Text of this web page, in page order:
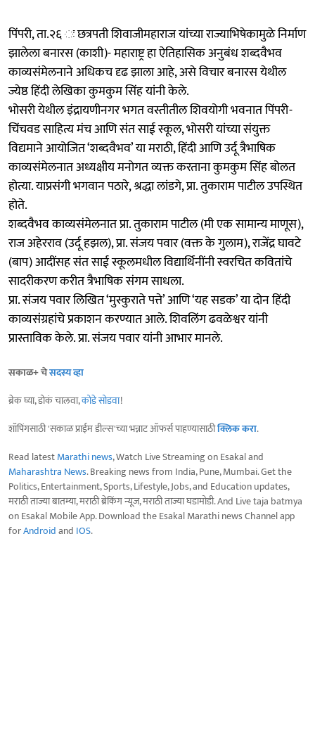
पिंपरी, ता.२६ ः छत्रपती शिवाजीमहाराज यांच्या राज्याभिषेकामुळे निर्माण
झालेला बनारस (काशी)- महाराष्ट्र हा ऐतिहासिक अनुबंध शब्दवैभव
काव्यसंमेलनाने अधिकच दृढ झाला आहे, असे विचार बनारस येथील
ज्येष्ठ हिंदी लेखिका कुमकुम सिंह यांनी केले.
भोसरी येथील इंद्रायणीनगर भगत वस्तीतील शिवयोगी भवनात पिंपरी-
चिंचवड साहित्य मंच आणि संत साई स्कूल, भोसरी यांच्या संयुक्त
विद्यमाने आयोजित ‘शब्दवैभव’ या मराठी, हिंदी आणि उर्दू त्रैभाषिक
काव्यसंमेलनात अध्यक्षीय मनोगत व्यक्त करताना कुमकुम सिंह बोलत
होत्या. याप्रसंगी भगवान पठारे, श्रद्धा लांडगे, प्रा. तुकाराम पाटील उपस्थित
होते.
शब्दवैभव काव्यसंमेलनात प्रा. तुकाराम पाटील (मी एक सामान्य माणूस),
राज अहेरराव (उर्दू हझल), प्रा. संजय पवार (वक्त के गुलाम), राजेंद्र घावटे
(बाप) आदींसह संत साई स्कूलमधील विद्यार्थिनींनी स्वरचित कवितांचे
सादरीकरण करीत त्रैभाषिक संगम साधला.
प्रा. संजय पवार लिखित ‘मुस्कुराते पत्ते’ आणि ‘यह सडक’ या दोन हिंदी
काव्यसंग्रहांचे प्रकाशन करण्यात आले. शिवलिंग ढवळेश्वर यांनी
प्रास्ताविक केले. प्रा. संजय पवार यांनी आभार मानले.
सकाळ+ चेसदस्य व्हा
ब्रेक घ्या, डोकं चालवा,कोडे सोडवा!
शॉपिंगसाठी 'सकाळ प्राईम डील्स'च्या भन्नाट ऑफर्स पाहण्यासाठीक्लिक करा.
Read latestMarathi news, Watch Live Streaming on Esakal and
Maharashtra News. Breaking news from India, Pune, Mumbai. Get the
Politics, Entertainment, Sports, Lifestyle, Jobs, and Education updates,
मराठी ताज्या बातम्या, मराठी ब्रेकिंग न्यूज, मराठी ताज्या घडामोडी. And Live taja batmya
on Esakal Mobile App. Download the Esakal Marathi news Channel app
forAndroidand IOS.